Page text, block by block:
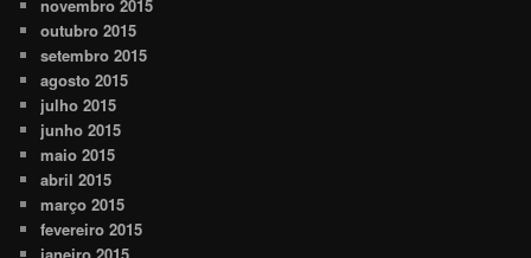
novembro 2015
outubro 2015
setembro 2015
agosto 2015
julho 2015
junho 2015
maio 2015
abril 2015
março 2015
fevereiro 2015